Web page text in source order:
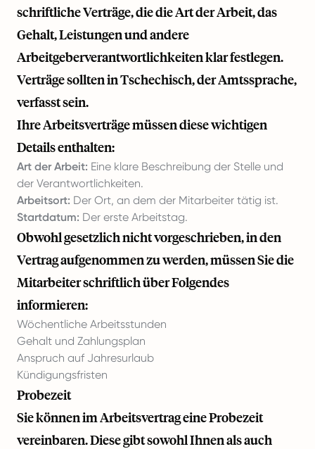
schriftliche Verträge, die die Art der Arbeit, das
Gehalt, Leistungen und andere
Arbeitgeberverantwortlichkeiten klar festlegen.
Verträge sollten in Tschechisch, der Amtssprache,
verfasst sein.
Ihre Arbeitsverträge müssen diese wichtigen
Details enthalten:
Art der Arbeit: Eine klare Beschreibung der Stelle und
der Verantwortlichkeiten.
Arbeitsort: Der Ort, an dem der Mitarbeiter tätig ist.
Startdatum: Der erste Arbeitstag.
Obwohl gesetzlich nicht vorgeschrieben, in den
Vertrag aufgenommen zu werden, müssen Sie die
Mitarbeiter schriftlich über Folgendes
informieren:
Wöchentliche Arbeitsstunden
Gehalt und Zahlungsplan
Anspruch auf Jahresurlaub
Kündigungsfristen
Probezeit
Sie können im Arbeitsvertrag eine Probezeit
vereinbaren. Diese gibt sowohl Ihnen als auch